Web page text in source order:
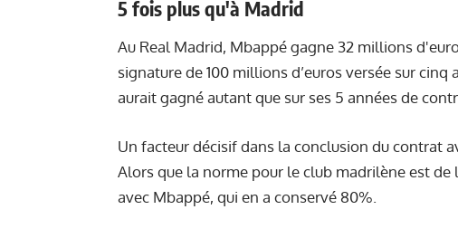
5 fois plus qu'à Madrid
Au Real Madrid, Mbappé gagne 32 millions
signature de 100 millions d’euros versée sur cinq
aurait gagné autant que sur ses 5 années de
Un facteur décisif dans la conclusion du contrat
Alors que la norme pour le club madrilène est
avec Mbappé, qui en a conservé 80%.